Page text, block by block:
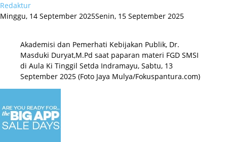
Redaktur
Minggu, 14 September 2025Senin, 15 September 2025
Akademisi dan Pemerhati Kebijakan Publik, Dr.
Masduki Duryat,M.Pd saat paparan materi FGD SMSI
di Aula Ki Tinggil Setda Indramayu, Sabtu, 13
September 2025 (Foto Jaya Mulya/Fokuspantura.com)